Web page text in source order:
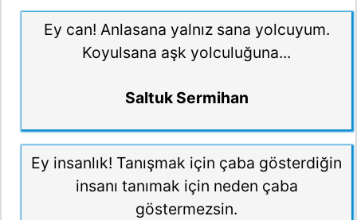
Ey can! Anlasana yalnız sana yolcuyum.
Koyulsana aşk yolculuğuna...
Saltuk Sermihan
Ey insanlık! Tanışmak için çaba gösterdiğin
insanı tanımak için neden çaba
göstermezsin.